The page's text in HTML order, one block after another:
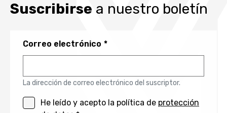
Suscribirse a nuestro boletín
Correo electrónico
La dirección de correo electrónico del suscriptor.
He leído y acepto la política de protección